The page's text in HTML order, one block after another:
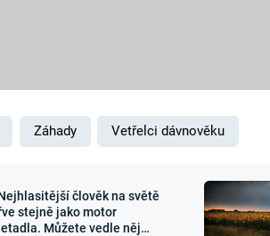
Zajímavosti
Záhady Vetřelci dávnověku
člověk na světě
stejně jako motor
letadla. Můžete vedle něj